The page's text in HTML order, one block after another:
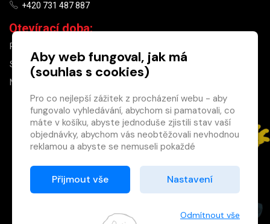
×
Máte u nás již
registrovaný
účet?
Registrací získáte slevu
na zboží ve výši 15 %
+420 731 487 887
Otevírací doba:
PO–PÁ
SO
10:00–13:00
NE
Aby web fungoval, jak má
(souhlas s cookies)
Pro co nejlepší zážitek z procházení webu - aby
fungovalo vyhledávání, abychom si pamatovali, co
máte v košíku, abyste jednoduše zjistili stav vaší
objednávky, abychom vás neobtěžovali nevhodnou
reklamou a abyste se nemuseli pokaždé
Proto od vás potřebujeme souhlas se
zpracováním souborů cookies
Děkujeme, že nám ho dáte a pomůžete nám tak
Přijmout vše Nastavení
Odmítnout vše